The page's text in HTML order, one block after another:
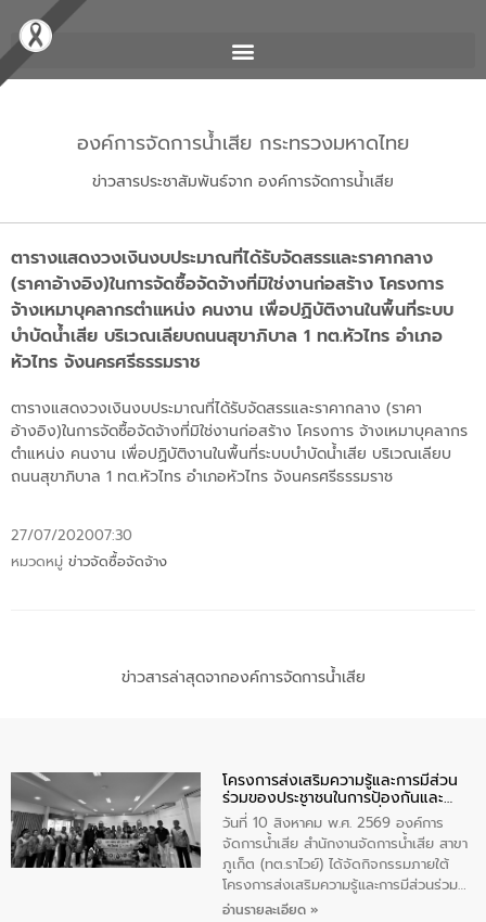
องค์การจัดการน้ำเสีย กระทรวงมหาดไทย
ข่าวสารประชาสัมพันธ์จาก องค์การจัดการน้ำเสีย
ตารางแสดงวงเงินงบประมาณที่ได้รับจัดสรรและราคากลาง
(ราคาอ้างอิง)ในการจัดซื้อจัดจ้างที่มิใช่งานก่อสร้าง โครงการ
จ้างเหมาบุคลากรตำแหน่ง คนงาน เพื่อปฏิบัติงานในพื้นที่ระบบ
บำบัดน้ำเสีย บริเวณเลียบถนนสุขาภิบาล 1 ทต.หัวไทร อำเภอ
หัวไทร จังนครศรีธรรมราช
ตารางแสดงวงเงินงบประมาณที่ได้รับจัดสรรและราคากลาง (ราคา
อ้างอิง)ในการจัดซื้อจัดจ้างที่มิใช่งานก่อสร้าง โครงการ จ้างเหมาบุคลากร
ตำแหน่ง คนงาน เพื่อปฏิบัติงานในพื้นที่ระบบบำบัดน้ำเสีย บริเวณเลียบ
ถนนสุขาภิบาล 1 ทต.หัวไทร อำเภอหัวไทร จังนครศรีธรรมราช
27/07/202007:30
หมวดหมู่ ข่าวจัดซื้อจัดจ้าง
ข่าวสารล่าสุดจากองค์การจัดการน้ำเสีย
โครงการส่งเสริมความรู้และการมีส่วน
ร่วมของประชาชนในการป้องกันและ
แก้ไขปัญหาน้ำเสียอย่างยั่งยืน
วันที่ 10 สิงหาคม พ.ศ. 2569 องค์การ
จัดการน้ำเสีย สำนักงานจัดการน้ำเสีย สาขา
ภูเก็ต (ทต.ราไวย์) ได้จัดกิจกรรมภายใต้
โครงการส่งเสริมความรู้และการมีส่วนร่วม
ของประชาชนในการป้องกันและแก้ไขปัญหา
อ่านรายละเอียด »